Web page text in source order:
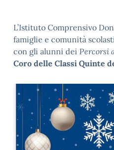
L’Istituto Comprensivo
famiglie e comunità
con gli alunni dei Percorsi
Coro delle Classi Quinte